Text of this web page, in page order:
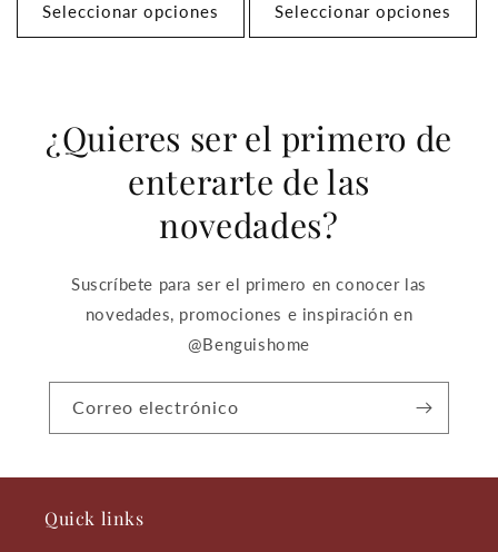
Seleccionar opciones Seleccionar opciones
¿Quieres ser el primero de
enterarte de las
novedades?
Suscríbete para ser el primero en conocer las
novedades, promociones e inspiración en
@Benguishome
Correo electrónico
Quick links